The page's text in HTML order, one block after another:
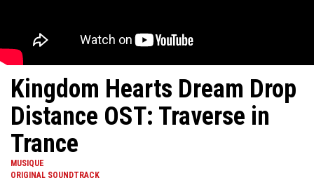
Kingdom Hearts Dream Drop
Distance OST: Traverse in
Trance
MUSIQUE
ORIGINAL SOUNDTRACK